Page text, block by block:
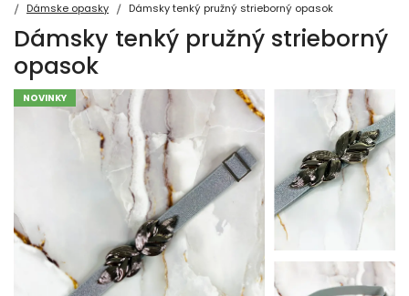
Dámske opasky Dámsky tenký pružný strieborný opasok
Dámsky tenký pružný strieborný
opasok
NOVINKY